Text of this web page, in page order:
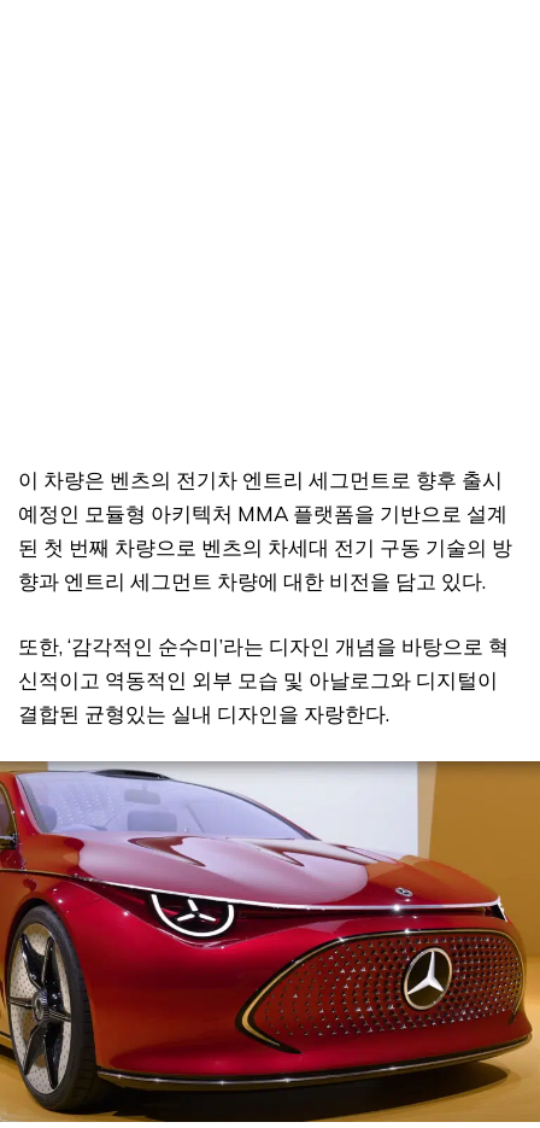
이 차량은 벤츠의 전기차 엔트리 세그먼트로 향후 출시
예정인 모듈형 아키텍처 MMA 플랫폼을 기반으로 설계
된 첫 번째 차량으로 벤츠의 차세대 전기 구동 기술의 방
향과 엔트리 세그먼트 차량에 대한 비전을 담고 있다.
또한, ‘감각적인 순수미’라는 디자인 개념을 바탕으로 혁
신적이고 역동적인 외부 모습 및 아날로그와 디지털이
결합된 균형있는 실내 디자인을 자랑한다.